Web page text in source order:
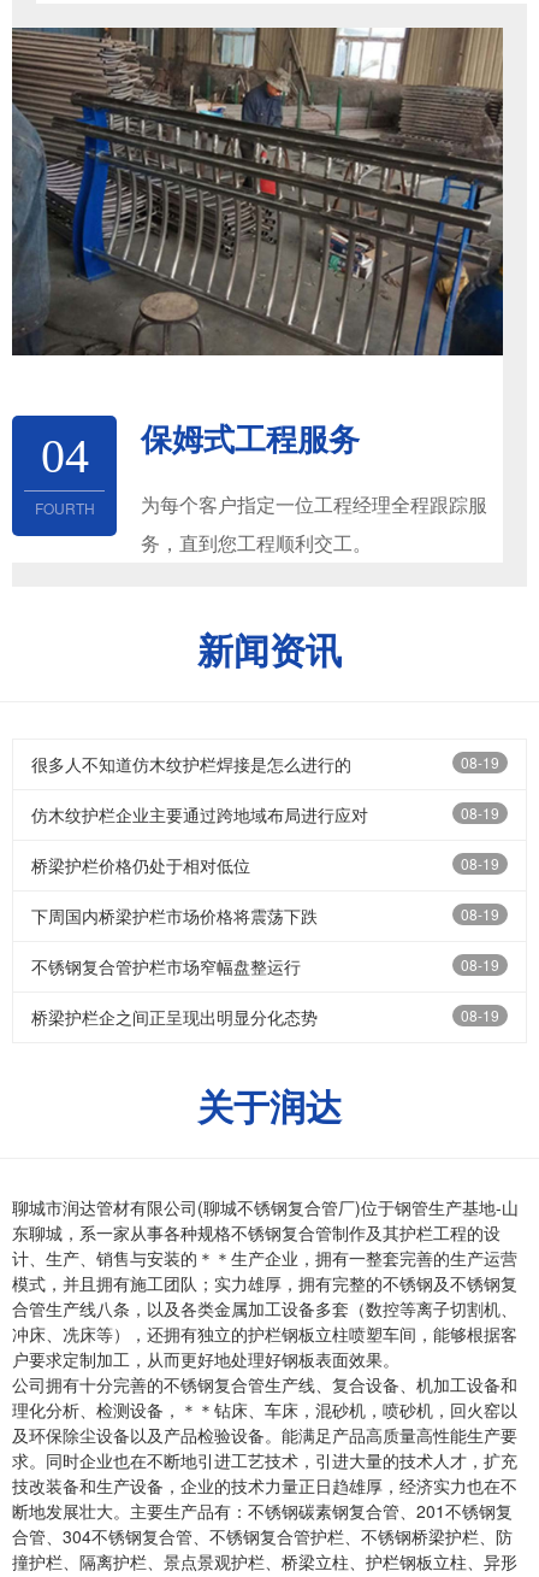
04
FOURTH
保姆式工程服务
为每个客户指定一位工程经理全程跟踪服
务，直到您工程顺利交工。
新闻资讯
08-19
很多人不知道仿木纹护栏焊接是怎么进行的
08-19
仿木纹护栏企业主要通过跨地域布局进行应对
08-19
桥梁护栏价格仍处于相对低位
08-19
下周国内桥梁护栏市场价格将震荡下跌
08-19
不锈钢复合管护栏市场窄幅盘整运行
08-19
桥梁护栏企之间正呈现出明显分化态势
关于润达
聊城市润达管材有限公司(聊城不锈钢复合管厂)位于钢管生产基地-山
东聊城，系一家从事各种规格不锈钢复合管制作及其护栏工程的设
计、生产、销售与安装的＊＊生产企业，拥有一整套完善的生产运营
模式，并且拥有施工团队；实力雄厚，拥有完整的不锈钢及不锈钢复
合管生产线八条，以及各类金属加工设备多套（数控等离子切割机、
冲床、冼床等），还拥有独立的护栏钢板立柱喷塑车间，能够根据客
户要求定制加工，从而更好地处理好钢板表面效果。
公司拥有十分完善的不锈钢复合管生产线、复合设备、机加工设备和
理化分析、检测设备，＊＊钻床、车床，混砂机，喷砂机，回火窑以
及环保除尘设备以及产品检验设备。能满足产品高质量高性能生产要
求。同时企业也在不断地引进工艺技术，引进大量的技术人才，扩充
技改装备和生产设备，企业的技术力量正日趋雄厚，经济实力也在不
断地发展壮大。主要生产品有：不锈钢碳素钢复合管、201不锈钢复
合管、304不锈钢复合管、不锈钢复合管护栏、不锈钢桥梁护栏、防
撞护栏、隔离护栏、景点景观护栏、桥梁立柱、护栏钢板立柱、异形